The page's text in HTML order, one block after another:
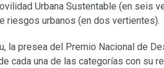
Urbana Sustentable (en seis
riesgos urbanos (en dos vertientes).
la presea del Premio Nacional de
cada una de las categorías con su